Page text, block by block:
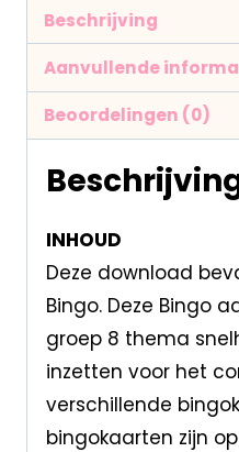
Beschrijving
Aanvullende
Beoordelingen (0)
INHOUD
Deze download
Bingo. Deze Bingo
groep 8 thema
inzetten voor het
verschillende
bingokaarten zijn